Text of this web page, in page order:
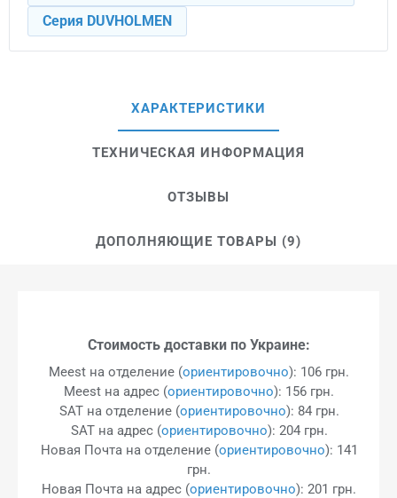
Серия DUVHOLMEN
ХАРАКТЕРИСТИКИ
ТЕХНИЧЕСКАЯ ИНФОРМАЦИЯ
ОТЗЫВЫ
ДОПОЛНЯЮЩИЕ ТОВАРЫ (9)
Стоимость доставки по Украине:
Meest на отделение (ориентировочно): 106 грн.
Meest на адрес (ориентировочно): 156 грн.
SAT на отделение (ориентировочно): 84 грн.
SAT на адрес (ориентировочно): 204 грн.
Новая Почта на отделение (ориентировочно): 141
грн.
Новая Почта на адрес (ориентировочно): 201 грн.